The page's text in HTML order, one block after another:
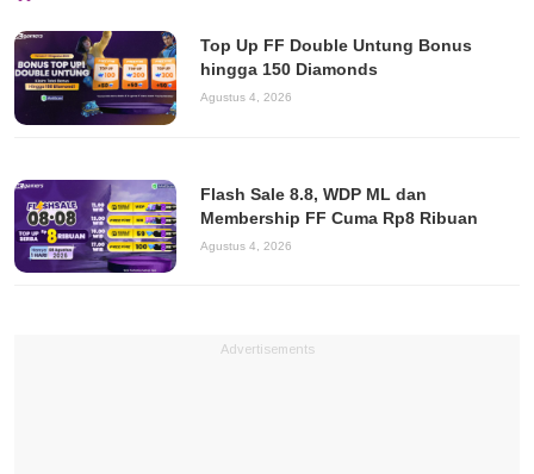
Top Up FF Double Untung Bonus
hingga 150 Diamonds
Agustus 4, 2026
Flash Sale 8.8, WDP ML dan
Membership FF Cuma Rp8 Ribuan
Agustus 4, 2026
Advertisements